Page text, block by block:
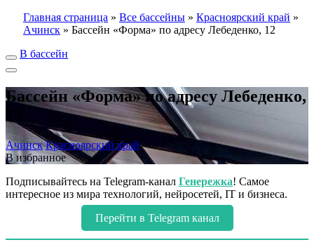
Главная страница » Все бассейны » Красноярский край »
Ачинск » Бассейн «Форма» по адресу Лебеденко, 12
В бассейн
Бассейн «Форма» по адресу Лебеденко,
Ачинск Красноярский край
В избранное
Подписывайтесь на Telegram-канал Генережка! Самое
интересное из мира технологий, нейросетей, IT и бизнеса.
Перейти в Telegram канал